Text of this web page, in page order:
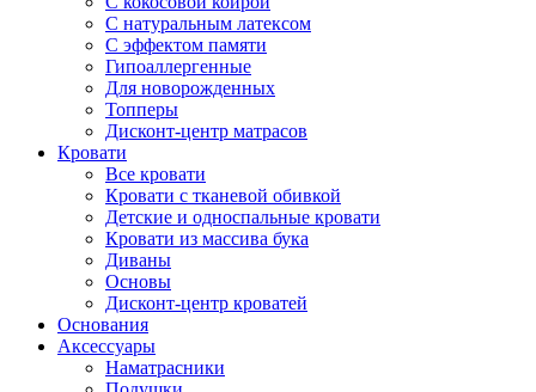
С натуральным латексом
С эффектом памяти
Гипоаллергенные
Для новорожденных
Топперы
Дисконт-центр матрасов
Кровати
Все кровати
Кровати с тканевой обивкой
Детские и односпальные кровати
Кровати из массива бука
Диваны
Основы
Дисконт-центр кроватей
Основания
Аксессуары
Наматрасники